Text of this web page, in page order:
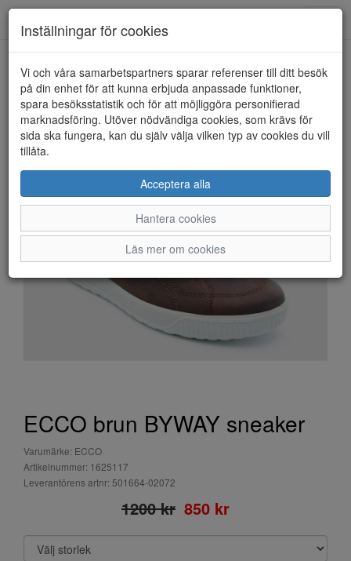
HEM ECCO
ECCO brun BYWAY sneaker
Varumärke: ECCO
Artikelnummer: 1625117
Leverantörens artnr: 501664-02072
1200 kr 850 kr
Inställningar för cookies
Vi och våra samarbetspartners sparar referenser till ditt besök
på din enhet för att kunna erbjuda anpassade funktioner,
spara besöksstatistik och för att möjliggöra personifierad
marknadsföring. Utöver nödvändiga cookies, som krävs för
sida ska fungera, kan du själv välja vilken typ av cookies du vill
tillåta.
Acceptera alla
Hantera cookies
Läs mer om cookies